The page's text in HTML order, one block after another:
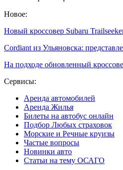
Новое:
Новый кроссовер Subaru
Cordiant из Ульяновска:
На подходе обновленный
Сервисы:
Аренда автомобилей
Аренда Жилья
Билеты на автобус онлайн
Подбор Любых страховок
Морские и Речные круизы
Частые вопросы
Новинки авто
Статьи на тему ОСАГО